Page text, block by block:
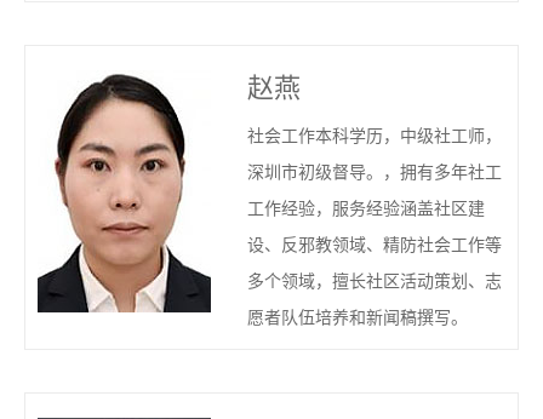
赵燕
社会工作本科学历，中级社工师，
深圳市初级督导。，拥有多年社工
工作经验，服务经验涵盖社区建
设、反邪教领域、精防社会工作等
多个领域，擅长社区活动策划、志
愿者队伍培养和新闻稿撰写。